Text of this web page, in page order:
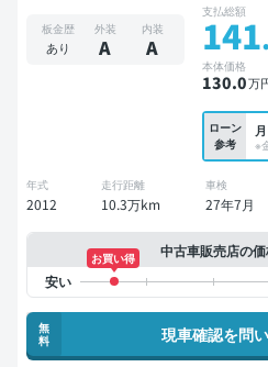
側電動スライドドア 7人乗り
板金歴
あり
外装
A
内装
A
支払総額
141
本体価格
130.0万
ローン
参考
※
年式
2012
走行距離
10.3万km
車検
27年7月
中古車販売店の
お買い得
無
料
現車確認を問